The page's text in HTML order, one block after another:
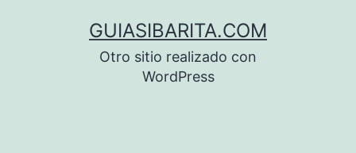
GUIASIBARITA.COM
Otro sitio realizado con
WordPress